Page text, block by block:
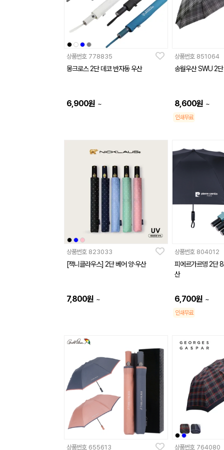
상품번호 778835
몽크로스 2단 데코 반자동 우산
6,900원 ~
상품번호 851064
송월우산 SWU 2
8,600원 ~
인쇄무료
상품번호 823033
[잭니클라우스] 2단 베어 양·우산
7,800원 ~
상품번호 804012
피에르가르뎅 2단
산
6,700원 ~
인쇄무료
상품번호 655613 상품번호 764080